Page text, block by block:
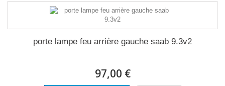
porte lampe feu arrière gauche saab 9.3v2
97,00 €